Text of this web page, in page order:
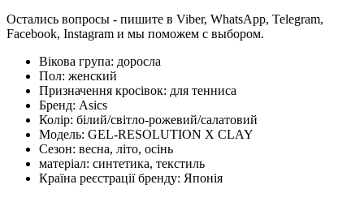
Остались вопросы - пишите в Viber, WhatsApp, Telegram,
Facebook, Instagram и мы поможем с выбором.
Вікова група: доросла
Пол: женский
Призначення кросівок: для тенниса
Бренд: Asics
Колір: білий/світло-рожевий/салатовий
Модель: GEL-RESOLUTION X CLAY
Сезон: весна, літо, осінь
матеріал: синтетика, текстиль
Країна реєстрації бренду: Японія